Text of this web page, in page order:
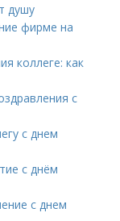
душу
фирме на
коллеге: как
с
с днем
с днём
с днем